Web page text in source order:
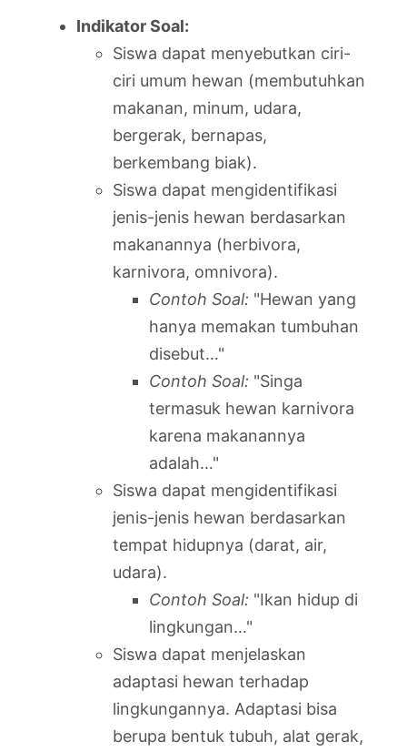
Indikator Soal:
Siswa dapat menyebutkan ciri-
ciri umum hewan (membutuhkan
makanan, minum, udara,
bergerak, bernapas,
berkembang biak).
Siswa dapat mengidentifikasi
jenis-jenis hewan berdasarkan
makanannya (herbivora,
karnivora, omnivora).
Contoh Soal: "Hewan yang
hanya memakan tumbuhan
disebut…"
Contoh Soal: "Singa
termasuk hewan karnivora
karena makanannya
adalah…"
Siswa dapat mengidentifikasi
jenis-jenis hewan berdasarkan
tempat hidupnya (darat, air,
udara).
Contoh Soal: "Ikan hidup di
lingkungan…"
Siswa dapat menjelaskan
adaptasi hewan terhadap
lingkungannya. Adaptasi bisa
berupa bentuk tubuh, alat gerak,